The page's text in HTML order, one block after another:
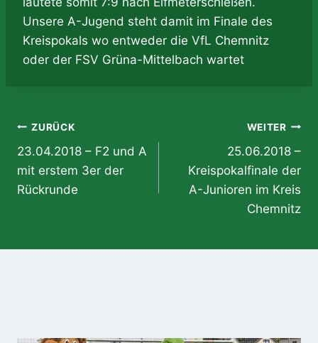
Unsere A-Jugend steht damit im Finale des
Kreispokals wo entweder die VfL Chemnitz
oder der FSV Grüna-Mittelbach wartet
Beitragsnavigation
ZURÜCK
23.04.2018 – F2 und A
mit erstem 3er der
Rückrunde
WEITER
25.06.2018 –
Kreispokalfinale der
A-Junioren im Kreis
Chemnitz